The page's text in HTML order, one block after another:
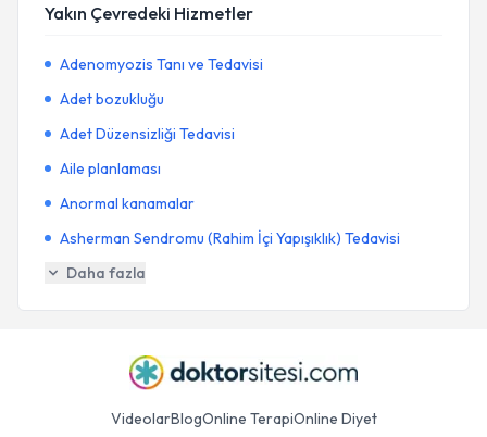
Yakın Çevredeki Hizmetler
Adenomyozis Tanı ve Tedavisi
Adet bozukluğu
Adet Düzensizliği Tedavisi
Aile planlaması
Anormal kanamalar
Asherman Sendromu (Rahim İçi Yapışıklık) Tedavisi
Daha fazla
VideolarBlogOnline TerapiOnline Diyet